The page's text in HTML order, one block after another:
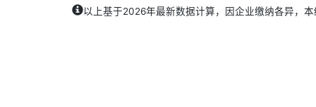
以上基于2026年最新数据计算，因企业缴纳各异，本